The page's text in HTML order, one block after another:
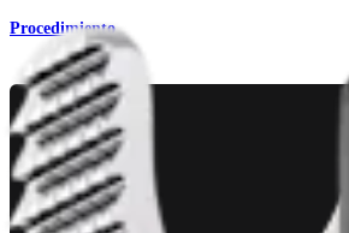
Procedimiento